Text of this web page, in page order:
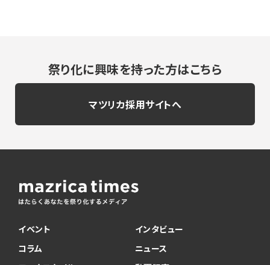
祭り化に興味を持った方はこちら
マツリカ採用サイトへ
イベント
インタビュー
コラム
ニュース